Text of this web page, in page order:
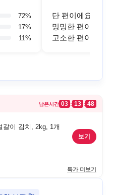
72%
17%
11 %
단 편이에요
밍밍한 편이에요
고소한 편이에요
남은시간 03 : 13 : 48
갈이 김치, 2kg, 1개
보기
특가 더보기